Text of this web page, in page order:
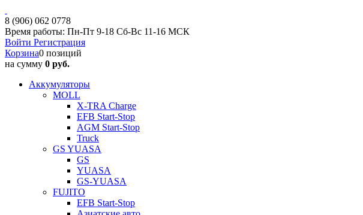
8 (906) 062 0778
Время работы: Пн-Пт 9-18 Сб-Вс 11-16 МСК
Войти Регистрация
Корзина0 позиций
на сумму 0 руб.
Аккумуляторы
MOLL
X-TRA Charge
EFB Start-Stop
AGM Start-Stop
Truck
GS YUASA
GS
YUASA
GS-YUASA
FUJITO
EFB Start-Stop